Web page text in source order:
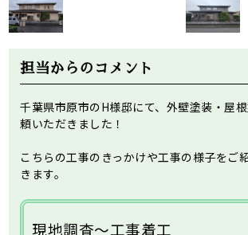
担当からのコメント
千葉県市原市のH様邸にて、外壁塗装・屋
頼いただきました！
こちらの工事のきっかけや工事の様子をご
きます。
現地調査～工事着工